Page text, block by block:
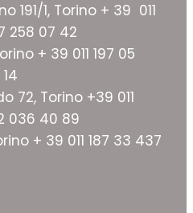
191/1, Torino + 39 011
258 07 42
+ 39 011 197 05
72, Torino +39 011
036 40 89
+ 39 011 187 33 437